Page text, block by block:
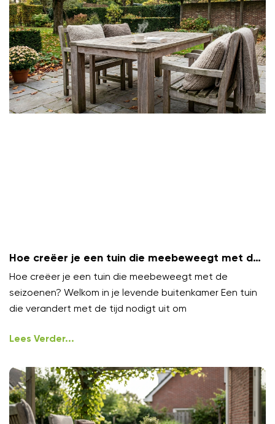
Hoe creëer je een tuin die meebeweegt met de
seizoenen?
Hoe creëer je een tuin die meebeweegt met de
seizoenen? Welkom in je levende buitenkamer Een tuin
die verandert met de tijd nodigt uit om
Lees Verder...